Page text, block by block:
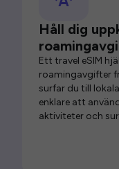
Håll dig
Ett travel eSIM
roamingavgifter
surfar du till
enklare att
aktiviteter och